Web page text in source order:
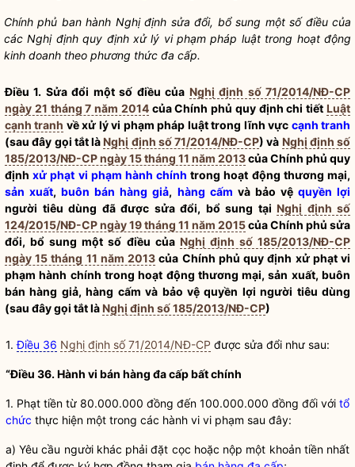
Chính phủ ban hành Nghị định sửa đổi, bổ sung một số điều của
các Nghị định quy định xử lý vi phạm pháp luậttrong hoạt động
kinh doanh theo phương thức đa cấp.
Điều 1. Sửa đổi một số điều của Nghị định số 71/2014/NĐ-CP
ngày 21 tháng 7 năm 2014của Chính phủ quy định chi tiếtLuật
cạnh tranh vềxử lý vi phạm pháp luậttrong lĩnh vực cạnh tranh
(sau đây gọi tắt làNghị định số 71/2014/NĐ-CP) và Nghị định số
185/2013/NĐ-CP ngày 15 tháng 11 năm 2013của Chính phủ quy
địnhxử phạt vi phạm hành chính trong hoạt động thương mại,
sản xuất,buôn bán hàng giả, hàng cấm và bảo vệ quyền lợi
người tiêu dùng đã được sửa đổi, bổ sung tại Nghị định số
124/2015/NĐ-CP ngày 19 tháng 11 năm 2015của Chính phủ sửa
đổi, bổ sung một số điều của Nghị định số 185/2013/NĐ-CP
ngày 15 tháng 11 năm 2013 của Chính phủ quy định xử phạt vi
phạm hành chính trong hoạt động thương mại,sản xuất,buôn
bán hàng giả,hàng cấm và bảo vệquyền lợi người tiêu dùng
(sau đây gọi tắt làNghị định số 185/2013/NĐ-CP)
1.Điều 36 Nghị định số 71/2014/NĐ-CP được sửa đổi như sau:
“Điều 36. Hành vi bán hàng đa cấpbất chính
1. Phạt tiền từ 80.000.000 đồng đến 100.000.000 đồng đối với tổ
chức thực hiện một trong các hành vi vi phạm sau đây:
a) Yêu cầu người khác phải đặt cọc hoặc nộp một khoản tiền nhất